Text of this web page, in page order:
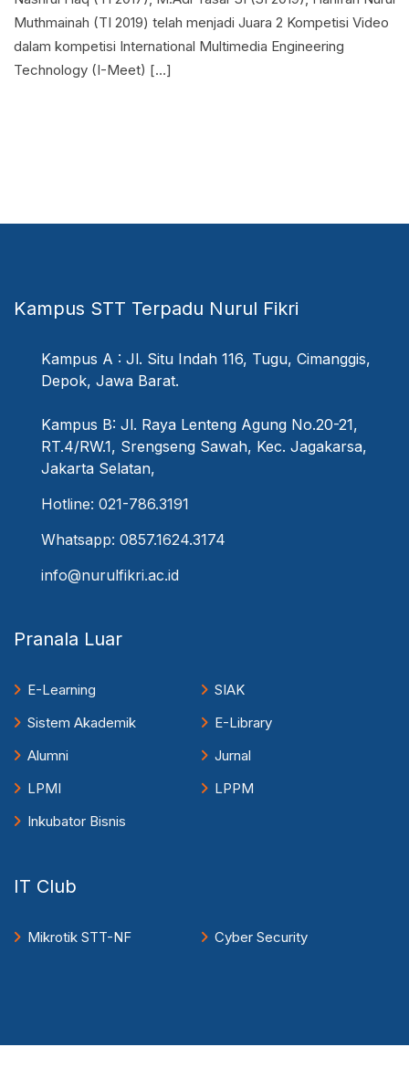
Muthmainah (TI 2019) telah menjadi Juara 2 Kompetisi Video
dalam kompetisi International Multimedia Engineering
Technology (I-Meet) […]
Kampus STT Terpadu Nurul Fikri
Kampus A : Jl. Situ Indah 116, Tugu, Cimanggis,
Depok, Jawa Barat.
Kampus B: Jl. Raya Lenteng Agung No.20-21,
RT.4/RW.1, Srengseng Sawah, Kec. Jagakarsa,
Jakarta Selatan,
Hotline: 021-786.3191
Whatsapp: 0857.1624.3174
info@nurulfikri.ac.id
Pranala Luar
E-Learning
SIAK
Sistem Akademik
E-Library
Alumni
Jurnal
LPMI
LPPM
Inkubator Bisnis
IT Club
Mikrotik STT-NF Cyber Security